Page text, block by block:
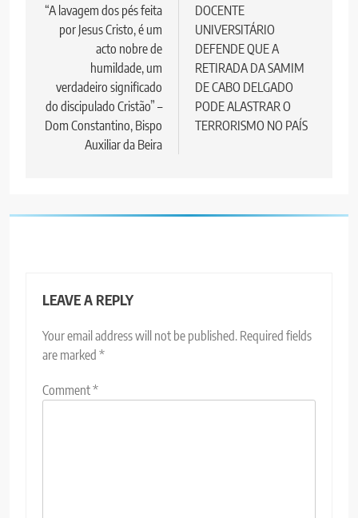
navigation
“A lavagem dos pés feita
por Jesus Cristo, é um
acto nobre de
humildade, um
verdadeiro significado
do discipulado Cristão” –
Dom Constantino, Bispo
Auxiliar da Beira
DOCENTE
UNIVERSITÁRIO
DEFENDE QUE A
RETIRADA DA SAMIM
DE CABO DELGADO
PODE ALASTRAR O
TERRORISMO NO PAÍS
LEAVE A REPLY
Your email address will not be published. Required fields
are marked *
Comment*